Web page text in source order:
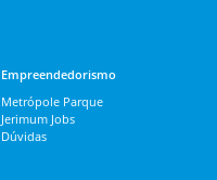
Empreendedorismo
Metrópole Parque
Jerimum Jobs
Dúvidas